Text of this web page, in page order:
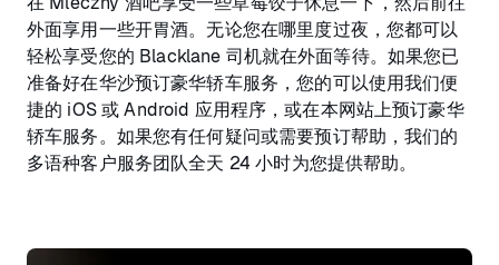
外面享用一些开胃酒。无论您在哪里度过夜，您都可以
轻松享受您的 Blacklane 司机就在外面等待。如果您已
准备好在华沙预订豪华轿车服务，您的可以使用我们便
捷的 iOS 或 Android 应用程序，或在本网站上预订豪华
轿车服务。如果您有任何疑问或需要预订帮助，我们的
多语种客户服务团队全天 24 小时为您提供帮助。